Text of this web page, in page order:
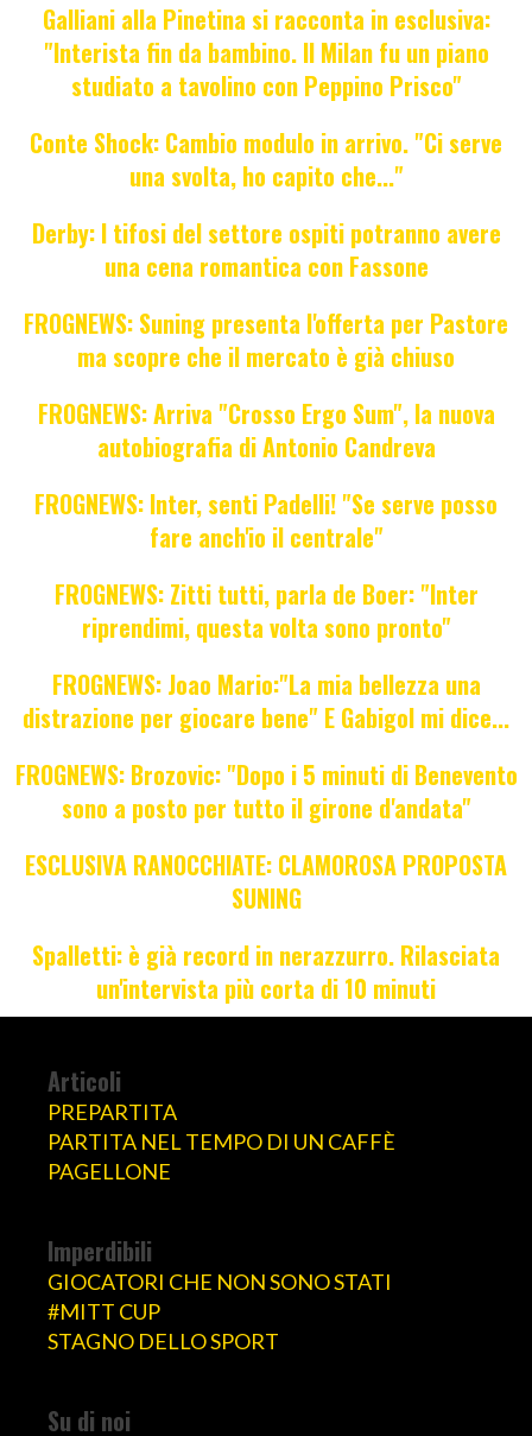
Galliani alla Pinetina si racconta in esclusiva:
"Interista fin da bambino. Il Milan fu un piano
studiato a tavolino con Peppino Prisco"
Conte Shock: Cambio modulo in arrivo. "Ci serve
una svolta, ho capito che..."
Derby: I tifosi del settore ospiti potranno avere
una cena romantica con Fassone
FROGNEWS: Suning presenta l'offerta per Pastore
ma scopre che il mercato è già chiuso
FROGNEWS: Arriva "Crosso Ergo Sum", la nuova
autobiografia di Antonio Candreva
FROGNEWS: Inter, senti Padelli! "Se serve posso
fare anch'io il centrale"
FROGNEWS: Zitti tutti, parla de Boer: "Inter
riprendimi, questa volta sono pronto"
FROGNEWS: Joao Mario:"La mia bellezza una
distrazione per giocare bene" E Gabigol mi dice...
FROGNEWS: Brozovic: "Dopo i 5 minuti di Benevento
sono a posto per tutto il girone d'andata"
ESCLUSIVA RANOCCHIATE: CLAMOROSA PROPOSTA
SUNING
Spalletti: è già record in nerazzurro. Rilasciata
un'intervista più corta di 10 minuti
Articoli
PREPARTITA
PARTITA NEL TEMPO DI UN CAFFÈ
PAGELLONE
Imperdibili
GIOCATORI CHE NON SONO STATI
#MITT CUP
STAGNO DELLO SPORT
Su di noi